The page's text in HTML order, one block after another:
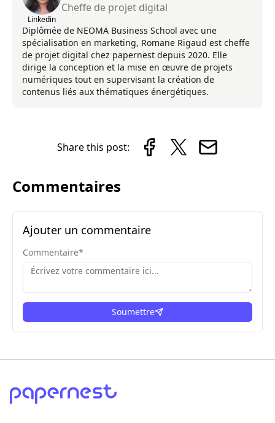
Linkedin
Cheffe de projet digital
Diplômée de NEOMA Business School avec une
spécialisation en marketing, Romane Rigaud est cheffe
de projet digital chez papernest depuis 2020. Elle
dirige la conception et la mise en œuvre de projets
numériques tout en supervisant la création de
contenus liés aux thématiques énergétiques.
Share this post:
Commentaires
Ajouter un commentaire
Commentaire*
Soumettre